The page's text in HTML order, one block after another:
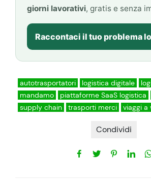
giorni lavorativi, gratis e senza
Raccontaci il tuo problema
autotrasportatori logistica digitale
mandamo
piattaforme SaaS logistica
supply chain
trasporti merci viaggi a
Condividi